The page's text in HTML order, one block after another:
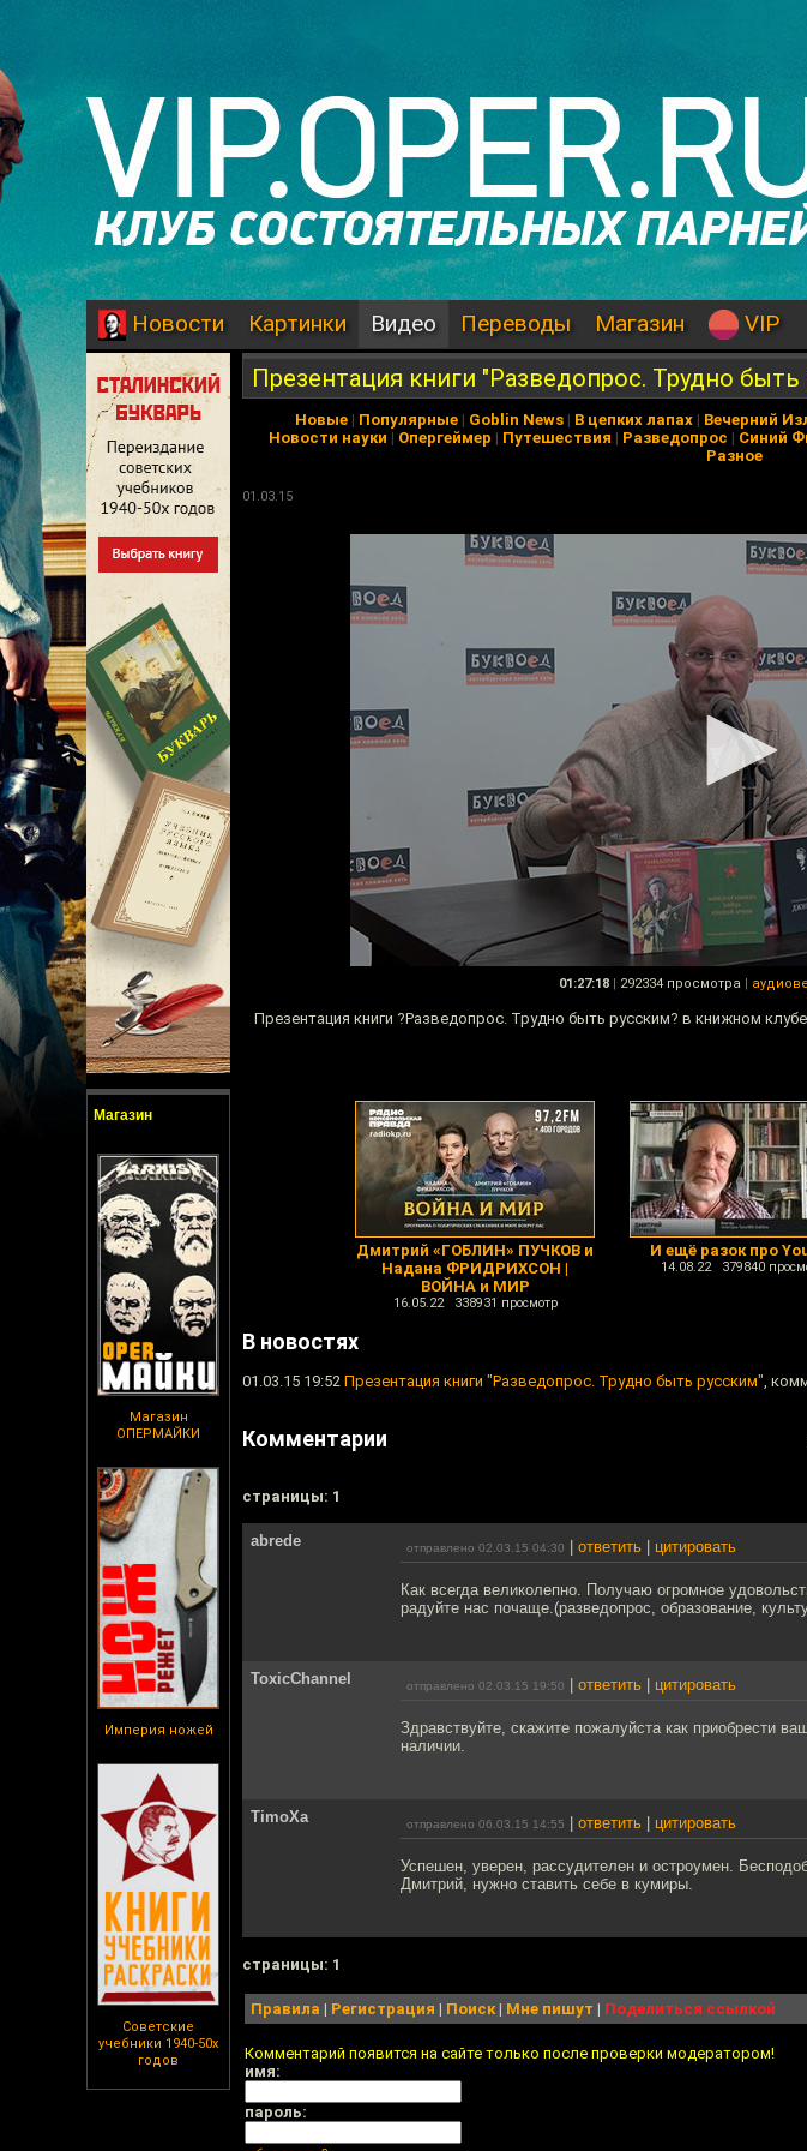
Новости Картинки Видео Переводы Магазин VIP
Магазин
Магазин
ОПЕРМАЙКИ
Империя ножей
Советские
учебники 1940-50х
годов
Презентация книги "Разведопрос. Трудно быть
Новые | Популярные | Goblin News | В цепких лапах | Вечерний
Новости науки | Опергеймер | Путешествия | Разведопрос | Синий
Разное
01.03.15
01:27:18 | 292334 просмотра |
Презентация книги ?Разведопрос. Трудно быть русским? в книжном
Дмитрий «ГОБЛИН» ПУЧКОВ и
Надана ФРИДРИХСОН |
ВОЙНА и МИР
16.05.22 338931 просмотр
И ещё разок про
14.08.22 379840
В новостях
01.03.15 19:52 Презентация книги "Разведопрос. Трудно быть русским",
Комментарии
cтраницы: 1
abrede отправлено 02.03.15 04:30 ответить цитировать
Как всегда великолепно. Получаю огромное
радуйте нас почаще.(разведопрос, образование,
ToxicChannel отправлено 02.03.15 19:50 ответить цитировать
Здравствуйте, скажите пожалуйста как приобрести
наличии.
TimoXa отправлено 06.03.15 14:55 ответить цитировать
Успешен, уверен, рассудителен и остроумен.
Дмитрий, нужно ставить себе в кумиры.
cтраницы: 1
Правила | Регистрация | Поиск| Мне пишут | Поделиться ссылкой
Комментарий появится на сайте только после проверки модератором!
имя:
пароль: